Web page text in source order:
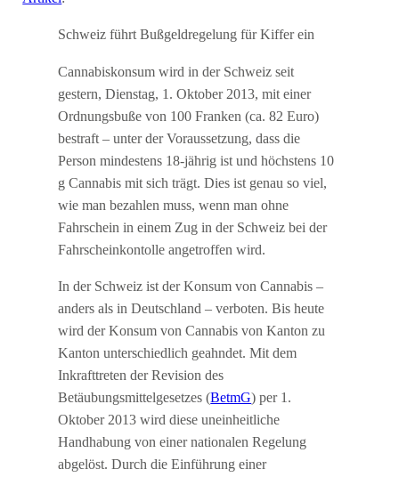
Schweiz führt Bußgeldregelung für Kiffer ein
Cannabiskonsum wird in der Schweiz seit
gestern, Dienstag, 1. Oktober 2013, mit einer
Ordnungsbuße von 100 Franken (ca. 82 Euro)
bestraft – unter der Voraussetzung, dass die
Person mindestens 18-jährig ist und höchstens 10
g Cannabis mit sich trägt. Dies ist genau so viel,
wie man bezahlen muss, wenn man ohne
Fahrschein in einem Zug in der Schweiz bei der
Fahrscheinkontolle angetroffen wird.
In der Schweiz ist der Konsum von Cannabis –
anders als in Deutschland – verboten. Bis heute
wird der Konsum von Cannabis von Kanton zu
Kanton unterschiedlich geahndet. Mit dem
Inkrafttreten der Revision des
Betäubungsmittelgesetzes (BetmG) per 1.
Oktober 2013 wird diese uneinheitliche
Handhabung von einer nationalen Regelung
abgelöst. Durch die Einführung einer